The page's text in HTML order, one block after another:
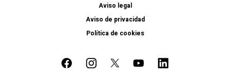
Aviso legal
Aviso de privacidad
Política de cookies